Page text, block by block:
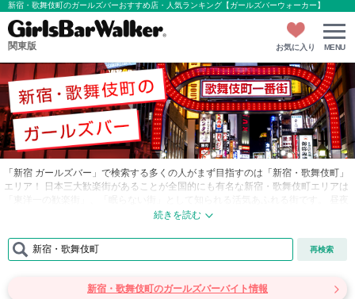
新宿・歌舞伎町のガールズバーおすすめ店・人気ランキング【ガールズバーウォーカー】
関東版 お気に入り MENU
「新宿 ガールズバー」で検索する多くの人がまず目指すのは「新宿・歌舞伎町」
エリア！ 日本三大歓楽街があることが全国的にも有名な新宿・歌舞伎町エリアは
「東洋一の歓楽街」、「眠らない街」として知られる活気あふれる街です。 昼夜
を問わず多くの人々で賑わい、飲食店や娯楽施設が所狭しと立ち並ぶモンスター
■新宿・歌舞伎町…博多の中洲、札幌のすすきのと並び、言わずと知れた日本有
っています。 他には高層ビルが立ち並ぶ西口周辺エリア、路上ライブなどが駅前
新宿・歌舞伎町 再検索
新宿・歌舞伎町のガールズバーバイト情報